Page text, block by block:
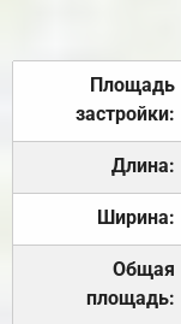
Площадь
застройки:
Длина:
Ширина:
Общая
площадь: